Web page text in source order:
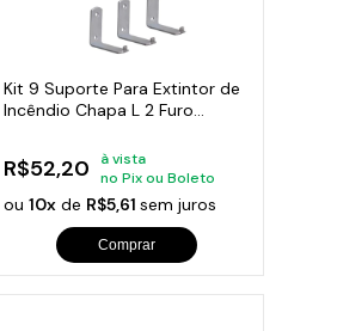
Kit 9 Suporte Para Extintor de
Incêndio Chapa L 2 Furo
R$52,20
à vista
no Pix ou Boleto
ou10x de R$5,61sem juros
Comprar